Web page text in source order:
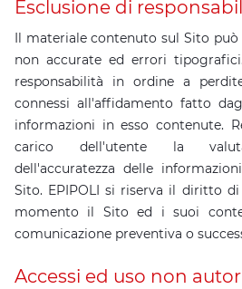
Esclusione di
Il materiale contenuto sul Sito
non accurate ed errori
responsabilità in ordine a
connessi all'affidamento fatto
informazioni in esso contenute.
carico dell'utente la
dell'accuratezza delle
Sito. EPIPOLI si riserva il diritto
momento il Sito ed i suoi
comunicazione preventiva o
Accessi ed uso non